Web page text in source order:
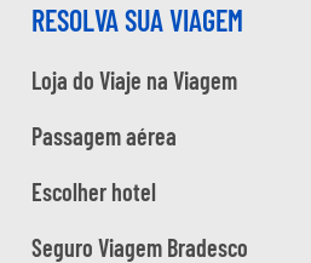
RESOLVA SUA VIAGEM
Loja do Viaje na Viagem
Passagem aérea
Escolher hotel
Seguro Viagem Bradesco